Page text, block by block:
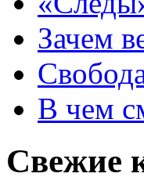
Зачем
В чем
Свежие